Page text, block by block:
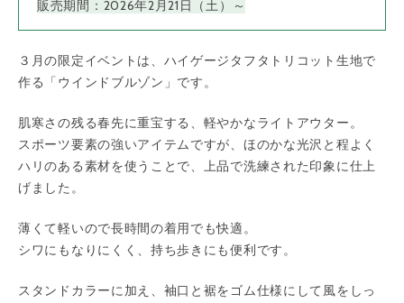
販売期間：2026年2月21日（土）～
３月の限定イベントは、ハイゲージタフタトリコット生地で
作る「ウインドブルゾン」です。
肌寒さの残る春先に重宝する、軽やかなライトアウター。
スポーツ要素の強いアイテムですが、ほのかな光沢と程よく
ハリのある素材を使うことで、上品で洗練された印象に仕上
げました。
薄くて軽いので長時間の着用でも快適。
シワにもなりにくく、持ち歩きにも便利です。
スタンドカラーに加え、袖口と裾をゴム仕様にして風をしっ